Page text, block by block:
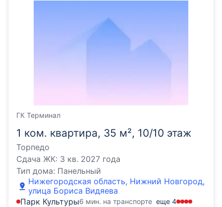
1 ком. квартира, 35 м², 10/10 этаж
Торпедо
Сдача ЖК: 3 кв. 2027 года
Тип дома: Панельный
Нижегородская область, Нижний Новгород,
улица Бориса Видяева
Парк Культуры6 мин. на транспорте еще 4
ГК Терминал